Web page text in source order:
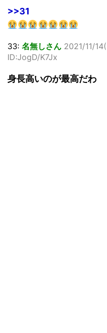
>>31
33: 名無しさん 2021/11/
ID:JogD/K7Jx
身長高いのが最高だわ